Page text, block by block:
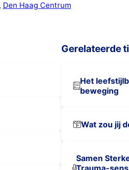
, Den Haag Centrum
Gerelateerde
Het
beweging
Wat zou jij
Samen
Trauma-